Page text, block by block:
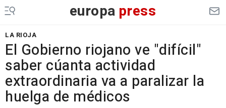
europa press
LA RIOJA
El Gobierno riojano ve "difícil"
saber cúanta actividad
extraordinaria va a paralizar la
huelga de médicos